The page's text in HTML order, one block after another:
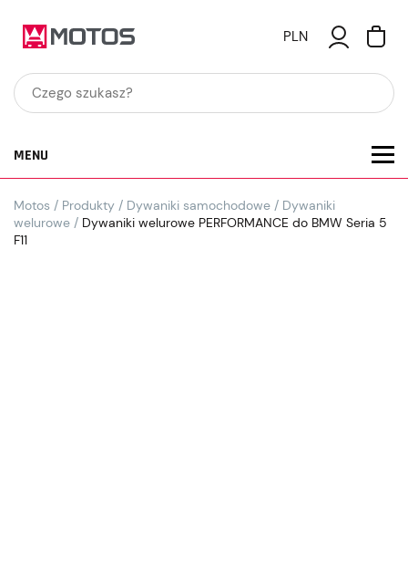
PLN
MENU
Motos / Produkty / Dywaniki samochodowe / Dywaniki
welurowe / Dywaniki welurowe PERFORMANCE do BMW Seria 5
F11